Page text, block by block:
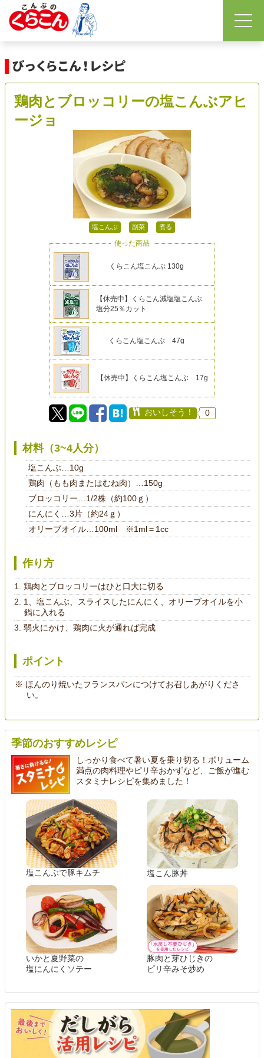
鶏肉とブロッコリーの塩こんぶアヒ
ージョ
塩こんぶ 副菜 煮る
使った商品
くらこん塩こんぶ 130g
【休売中】くらこん減塩塩こんぶ
塩分25％カット
くらこん塩こんぶ 47g
【休売中】くらこん塩こんぶ 17g
おいしそう！ 0
材料（3~4人分）
塩こんぶ…10g
鶏肉（もも肉またはむね肉）…150g
ブロッコリー…1/2株（約100ｇ）
にんにく…3片（約24ｇ）
オリーブオイル…100ml ※1ml＝1cc
作り方
鶏肉とブロッコリーはひと口大に切る
1、塩こんぶ、スライスしたにんにく、オリーブオイルを小
鍋に入れる
弱火にかけ、鶏肉に火が通れば完成
ポイント
ほんのり焼いたフランスパンにつけてお召しあがりくださ
い。
季節のおすすめレシピ
しっかり食べて暑い夏を乗り切る！ボリューム
満点の肉料理やピリ辛おかずなど、ご飯が進む
スタミナレシピを集めました！
塩こんぶで豚キムチ 塩こん豚丼
いかと夏野菜の
塩にんにくソテー
豚肉と芽ひじきの
ピリ辛みそ炒め